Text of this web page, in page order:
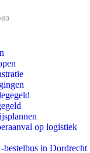
op logistiek
in Dordrecht